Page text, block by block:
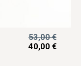
53,00€
40,00 €